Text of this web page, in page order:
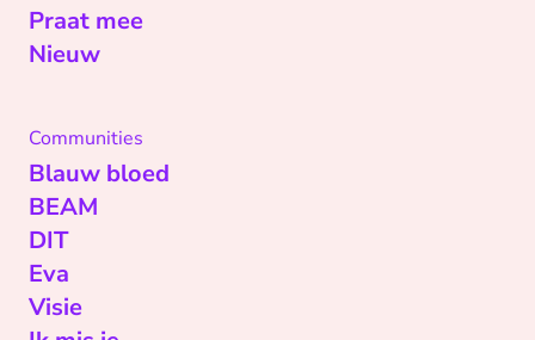
Praat mee
Nieuw
Communities
Blauw bloed
BEAM
DIT
Eva
Visie